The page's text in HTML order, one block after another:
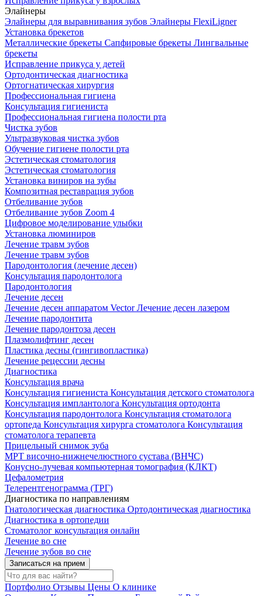
Элайнеры
Элайнеры для выравнивания зубов Элайнеры FlexiLigner
Установка брекетов
Металлические брекеты Сапфировые брекеты Лингвальные
брекеты
Исправление прикуса у детей
Ортодонтическая диагностика
Ортогнатическая хирургия
Профессиональная гигиена
Консультация гигиениста
Профессиональная гигиена полости рта
Чистка зубов
Ультразвуковая чистка зубов
Обучение гигиене полости рта
Эстетическая стоматология
Эстетическая стоматология
Установка виниров на зубы
Композитная реставрация зубов
Отбеливание зубов
Отбеливание зубов Zoom 4
Цифровое моделирование улыбки
Установка люминиров
Лечение травм зубов
Лечение травм зубов
Пародонтология (лечение десен)
Консультация пародонтолога
Пародонтология
Лечение десен
Лечение десен аппаратом VectorЛечение десен лазером
Лечение пародонтита
Лечение пародонтоза десен
Плазмолифтинг десен
Пластика десны (гингивопластика)
Лечение рецессии десны
Диагностика
Консультация врача
Консультация гигиениста Консультация детского стоматолога
Консультация имплантолога Консультация ортодонта
Консультация пародонтолога Консультация стоматолога
ортопеда Консультация хирурга стоматолога Консультация
стоматолога терапевта
Прицельный снимок зуба
МРТ височно-нижнечелюстного сустава (ВНЧС)
Конусно-лучевая компьютерная томография (КЛКТ)
Цефалометрия
Телерентгенограмма (ТРГ)
Диагностика по направлениям
Гнатологическая диагностика Ортодонтическая диагностика
Диагностика в ортопедии
Стоматолог консультация онлайн
Лечение во сне
Лечение зубов во сне
Записаться на прием
Портфолио Отзывы Цены О клинике